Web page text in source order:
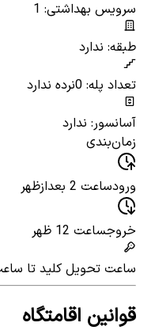
سرویس بهداشتی: 1
طبقه: ندارد
تعداد پله: 0
نرده ندارد
آسانسور: ندارد
زمان‌بندی
ورودساعت 2 بعدازظهر
خروجساعت 12 ظهر
ساعت تحویل کلید تا ساعت
قوانین اقامتگاه